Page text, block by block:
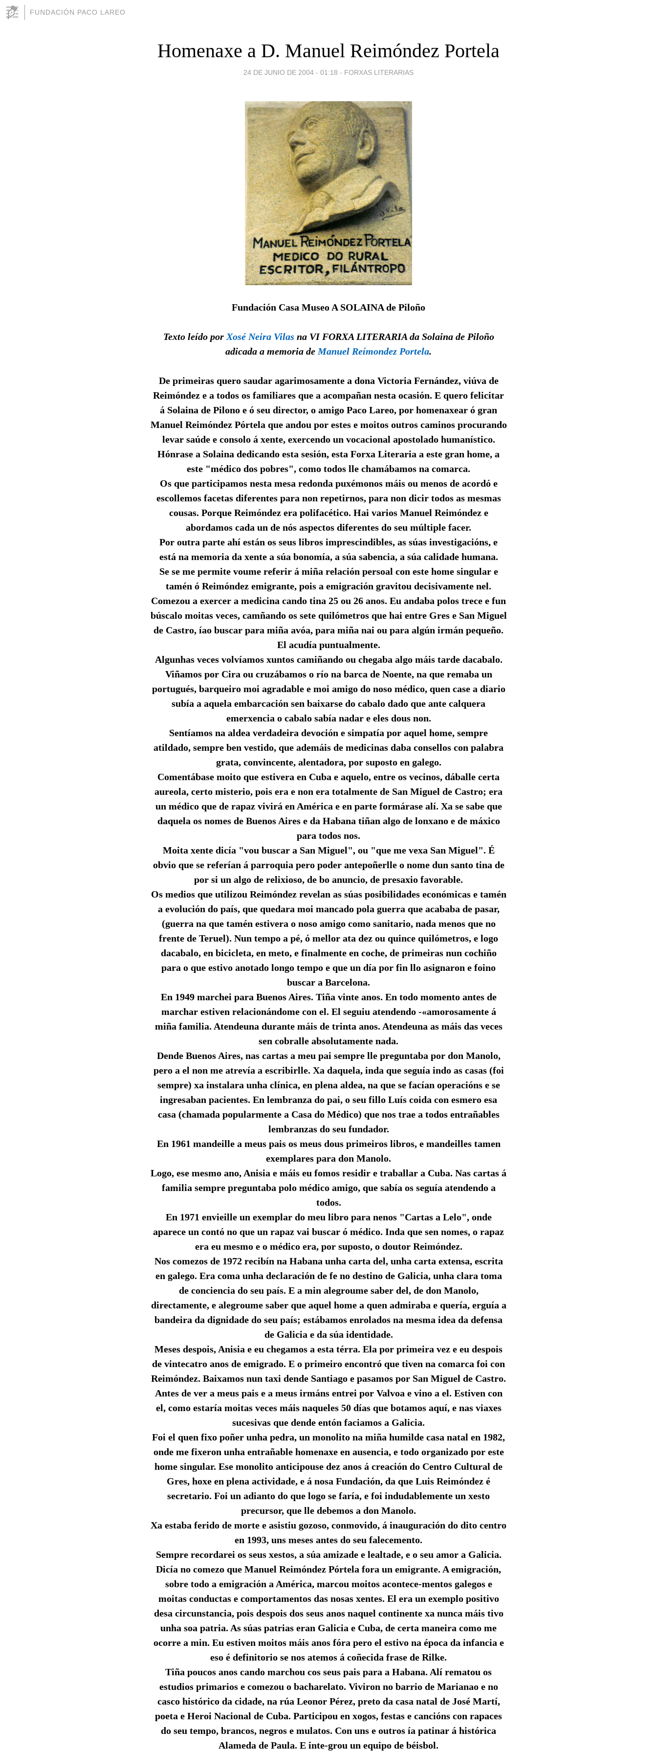
FUNDACIÓN PACO LAREO
Homenaxe a D. Manuel Reimóndez Portela
24 DE JUNIO DE 2004 - 01:18 - FORXAS LITERARIAS
Fundación Casa Museo A SOLAINA de Piloño
Texto leído por Xosé Neira Vilas na VI FORXA LITERARIA da Solaina de Piloño
adicada a memoria de Manuel Reímondez Portela.
De primeiras quero saudar agarimosamente a dona Victoria Fernández, viúva de
Reimóndez e a todos os familiares que a acompañan nesta ocasión. E quero felicitar
á Solaina de Pilono e ó seu director, o amigo Paco Lareo, por homenaxear ó gran
Manuel Reimóndez Pórtela que andou por estes e moitos outros caminos procurando
levar saúde e consolo á xente, exercendo un vocacional apostolado humanístico.
Hónrase a Solaina dedicando esta sesión, esta Forxa Literaria a este gran home, a
este "médico dos pobres", como todos lle chamábamos na comarca.
Os que participamos nesta mesa redonda puxémonos máis ou menos de acordó e
escollemos facetas diferentes para non repetirnos, para non dicir todos as mesmas
cousas. Porque Reimóndez era polifacético. Hai varios Manuel Reimóndez e
abordamos cada un de nós aspectos diferentes do seu múltiple facer.
Por outra parte ahí están os seus libros imprescindibles, as súas investigacións, e
está na memoria da xente a súa bonomía, a súa sabencia, a súa calidade humana.
Se se me permite voume referir á miña relación persoal con este home singular e
tamén ó Reimóndez emigrante, pois a emigración gravitou decisivamente nel.
Comezou a exercer a medicina cando tina 25 ou 26 anos. Eu andaba polos trece e fun
búscalo moitas veces, camñando os sete quilómetros que hai entre Gres e San Miguel
de Castro, íao buscar para miña avóa, para miña nai ou para algún irmán pequeño.
El acudía puntualmente.
Algunhas veces volvíamos xuntos camiñando ou chegaba algo máis tarde dacabalo.
Viñamos por Cira ou cruzábamos o río na barca de Noente, na que remaba un
portugués, barqueiro moi agradable e moi amigo do noso médico, quen case a diario
subía a aquela embarcación sen baixarse do cabalo dado que ante calquera
emerxencia o cabalo sabía nadar e eles dous non.
Sentíamos na aldea verdadeira devoción e simpatía por aquel home, sempre
atildado, sempre ben vestido, que ademáis de medicinas daba consellos con palabra
grata, convincente, alentadora, por suposto en galego.
Comentábase moito que estivera en Cuba e aquelo, entre os vecinos, dáballe certa
aureola, certo misterio, pois era e non era totalmente de San Miguel de Castro; era
un médico que de rapaz vivirá en América e en parte formárase alí. Xa se sabe que
daquela os nomes de Buenos Aires e da Habana tiñan algo de lonxano e de máxico
para todos nos.
Moita xente dicía "vou buscar a San Miguel", ou "que me vexa San Miguel". É
obvio que se referían á parroquia pero poder antepoñerlle o nome dun santo tina de
por si un algo de relixioso, de bo anuncio, de presaxio favorable.
Os medios que utilizou Reimóndez revelan as súas posibilidades económicas e tamén
a evolución do país, que quedara moi mancado pola guerra que acababa de pasar,
(guerra na que tamén estivera o noso amigo como sanitario, nada menos que no
frente de Teruel). Nun tempo a pé, ó mellor ata dez ou quince quilómetros, e logo
dacabalo, en bicicleta, en meto, e finalmente en coche, de primeiras nun cochiño
para o que estivo anotado longo tempo e que un día por fin llo asignaron e foino
buscar a Barcelona.
En 1949 marchei para Buenos Aires. Tiña vinte anos. En todo momento antes de
marchar estiven relacionándome con el. El seguiu atendendo -«amorosamente á
miña familia. Atendeuna durante máis de trinta anos. Atendeuna as máis das veces
sen cobralle absolutamente nada.
Dende Buenos Aires, nas cartas a meu pai sempre lle preguntaba por don Manolo,
pero a el non me atrevía a escribirlle. Xa daquela, inda que seguía indo as casas (foi
sempre) xa instalara unha clínica, en plena aldea, na que se facían operacións e se
ingresaban pacientes. En lembranza do pai, o seu fillo Luís coida con esmero esa
casa (chamada popularmente a Casa do Médico) que nos trae a todos entrañables
lembranzas do seu fundador.
En 1961 mandeille a meus pais os meus dous primeiros libros, e mandeilles tamen
exemplares para don Manolo.
Logo, ese mesmo ano, Anisia e máis eu fomos residir e traballar a Cuba. Nas cartas á
familia sempre preguntaba polo médico amigo, que sabía os seguía atendendo a
todos.
En 1971 envieille un exemplar do meu libro para nenos "Cartas a Lelo", onde
aparece un contó no que un rapaz vai buscar ó médico. Inda que sen nomes, o rapaz
era eu mesmo e o médico era, por suposto, o doutor Reimóndez.
Nos comezos de 1972 recibín na Habana unha carta del, unha carta extensa, escrita
en galego. Era coma unha declaración de fe no destino de Galicia, unha clara toma
de conciencia do seu país. E a min alegroume saber del, de don Manolo,
directamente, e alegroume saber que aquel home a quen admiraba e quería, erguía a
bandeira da dignidade do seu país; estábamos enrolados na mesma idea da defensa
de Galicia e da súa identidade.
Meses despois, Anisia e eu chegamos a esta térra. Ela por primeira vez e eu despois
de vintecatro anos de emigrado. E o primeiro encontró que tiven na comarca foi con
Reimóndez. Baixamos nun taxi dende Santiago e pasamos por San Miguel de Castro.
Antes de ver a meus pais e a meus irmáns entrei por Valvoa e vino a el. Estiven con
el, como estaría moitas veces máis naqueles 50 días que botamos aquí, e nas viaxes
sucesivas que dende entón faciamos a Galicia.
Foi el quen fixo poñer unha pedra, un monolito na miña humilde casa natal en 1982,
onde me fixeron unha entrañable homenaxe en ausencia, e todo organizado por este
home singular. Ese monolito anticipouse dez anos á creación do Centro Cultural de
Gres, hoxe en plena actividade, e á nosa Fundación, da que Luis Reimóndez é
secretario. Foi un adianto do que logo se faría, e foi indudablemente un xesto
precursor, que lle debemos a don Manolo.
Xa estaba ferido de morte e asistiu gozoso, conmovido, á inauguración do dito centro
en 1993, uns meses antes do seu falecemento.
Sempre recordarei os seus xestos, a súa amizade e lealtade, e o seu amor a Galicia.
Dicía no comezo que Manuel Reimóndez Pórtela fora un emigrante. A emigración,
sobre todo a emigración a América, marcou moitos acontece-mentos galegos e
moitas conductas e comportamentos das nosas xentes. El era un exemplo positivo
desa circunstancia, pois despois dos seus anos naquel continente xa nunca máis tivo
unha soa patria. As súas patrias eran Galicia e Cuba, de certa maneira como me
ocorre a min. Eu estiven moitos máis anos fóra pero el estivo na época da infancia e
eso é definitorio se nos atemos á coñecida frase de Rilke.
Tiña poucos anos cando marchou cos seus pais para a Habana. Alí rematou os
estudios primarios e comezou o bacharelato. Viviron no barrio de Marianao e no
casco histórico da cidade, na rúa Leonor Pérez, preto da casa natal de José Martí,
poeta e Heroi Nacional de Cuba. Participou en xogos, festas e cancións con rapaces
do seu tempo, brancos, negros e mulatos. Con uns e outros ía patinar á histórica
Alameda de Paula. E inte-grou un equipo de béisbol.